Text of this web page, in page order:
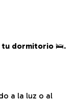
tu dormitorio 🛌.
a la luz o al